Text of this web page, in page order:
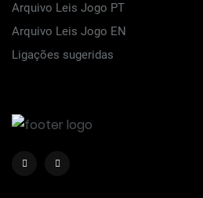
Arquivo Leis Jogo PT
Arquivo Leis Jogo EN
Ligações sugeridas